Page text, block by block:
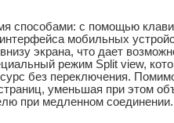
способами: с помощью
мобильных
экрана, что дает
режим Split view,
без переключения.
уменьшая при этом
при медленном соединении.